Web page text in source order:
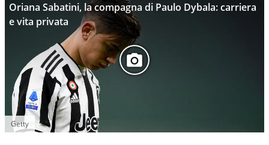
Oriana Sabatini, la compagna di Paulo Dybala: carriera
e vita privata
Getty